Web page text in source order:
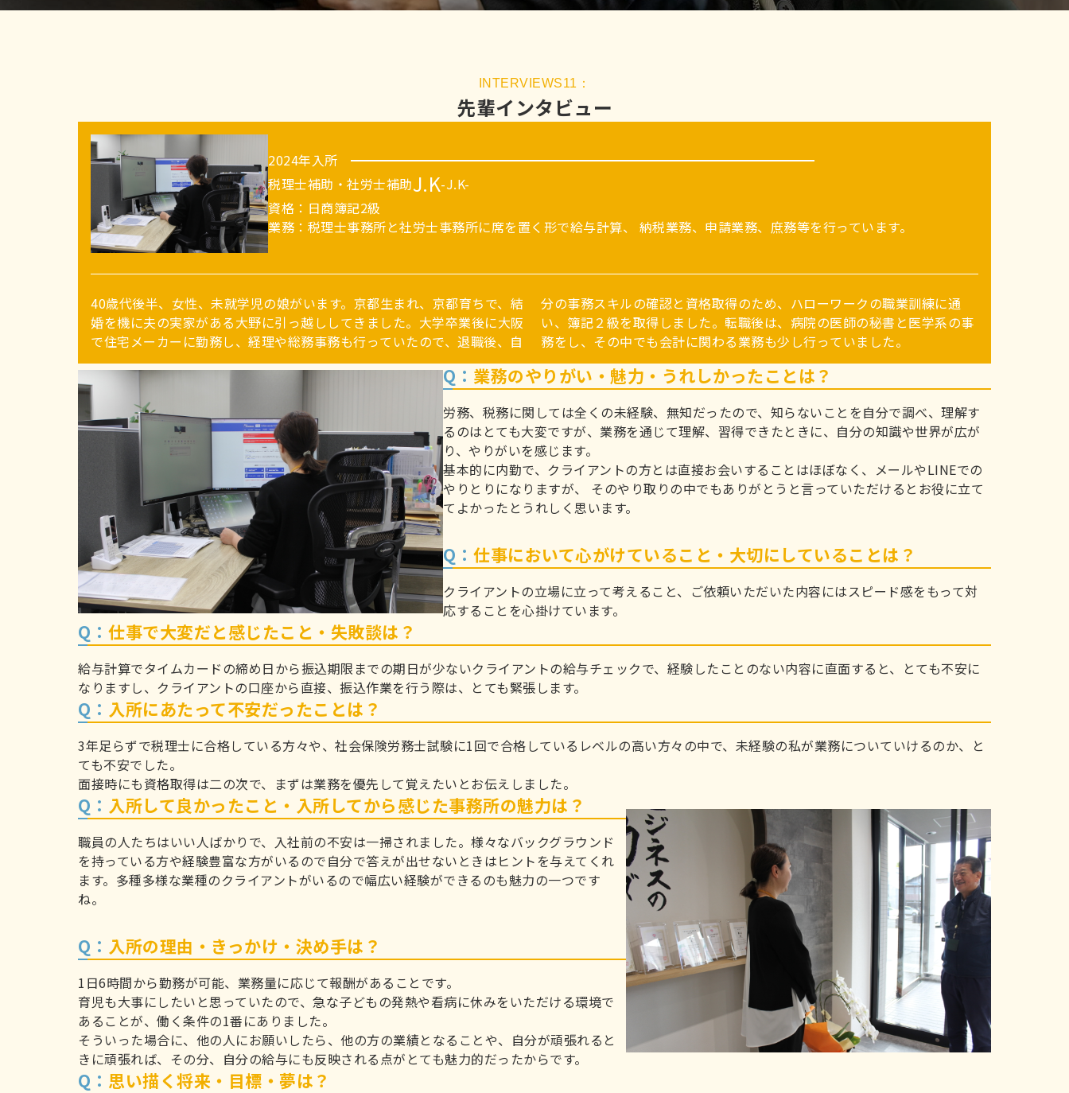
先輩インタビュー
2024年入所
税理士補助・社労士補助J.K-J.K-
資格：日商簿記2級
業務：税理士事務所と社労士事務所に席を置く形で給与計算、 納税業務、申請業務、庶務等を行っています。
40歳代後半、女性、未就学児の娘がいます。京都生まれ、京都育ちで、結
婚を機に夫の実家がある大野に引っ越ししてきました。大学卒業後に大阪
で住宅メーカーに勤務し、経理や総務事務も行っていたので、退職後、自
分の事務スキルの確認と資格取得のため、ハローワークの職業訓練に通
い、簿記２級を取得しました。転職後は、病院の医師の秘書と医学系の事
務をし、その中でも会計に関わる業務も少し行っていました。
Q： 業務のやりがい・魅力・うれしかったことは？
労務、税務に関しては全くの未経験、無知だったので、知らないことを自分で調べ、理解す
るのはとても大変ですが、業務を通じて理解、習得できたときに、自分の知識や世界が広が
り、やりがいを感じます。
基本的に内勤で、クライアントの方とは直接お会いすることはほぼなく、メールやLINEでの
やりとりになりますが、 そのやり取りの中でもありがとうと言っていただけるとお役に立て
てよかったとうれしく思います。
Q：仕事において心がけていること・大切にしていることは？
クライアントの立場に立って考えること、ご依頼いただいた内容にはスピード感をもって対
応することを心掛けています。
Q： 仕事で大変だと感じたこと・失敗談は？
給与計算でタイムカードの締め日から振込期限までの期日が少ないクライアントの給与チェックで、経験したことのない内容に直面すると、とても不安に
なりますし、クライアントの口座から直接、振込作業を行う際は、とても緊張します。
Q： 入所にあたって不安だったことは？
3年足らずで税理士に合格している方々や、社会保険労務士試験に1回で合格しているレベルの高い方々の中で、未経験の私が業務についていけるのか、と
ても不安でした。
面接時にも資格取得は二の次で、まずは業務を優先して覚えたいとお伝えしました。
Q： 入所して良かったこと・入所してから感じた事務所の魅力は？
職員の人たちはいい人ばかりで、入社前の不安は一掃されました。様々なバックグラウンド
を持っている方や経験豊富な方がいるので自分で答えが出せないときはヒントを与えてくれ
ます。多種多様な業種のクライアントがいるので幅広い経験ができるのも魅力の一つです
ね。
Q： 入所の理由・きっかけ・決め手は？
1日6時間から勤務が可能、業務量に応じて報酬があることです。
育児も大事にしたいと思っていたので、急な子どもの発熱や看病に休みをいただける環境で
あることが、働く条件の1番にありました。
そういった場合に、他の人にお願いしたら、他の方の業績となることや、自分が頑張れると
きに頑張れば、その分、自分の給与にも反映される点がとても魅力的だったからです。
Q： 思い描く将来・目標・夢は？